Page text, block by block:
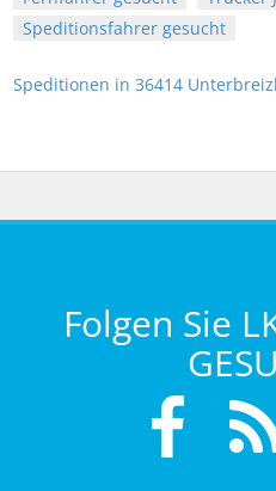
Speditionsfahrer gesucht
Speditionen in 36414
Folgen Sie